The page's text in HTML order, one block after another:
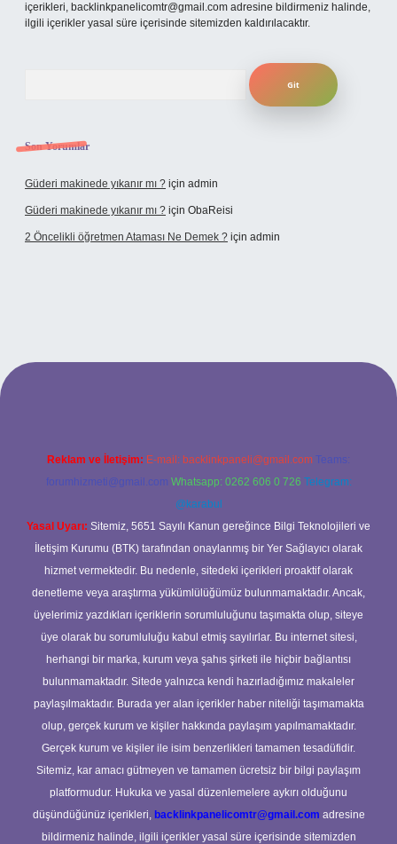
içerikleri, backlinkpanelicomtr@gmail.com adresine bildirmeniz halinde,
ilgili içerikler yasal süre içerisinde sitemizden kaldırılacaktır.
Son Yorumlar
Güderi makinede yıkanır mı ? için admin
Güderi makinede yıkanır mı ? için ObaReisi
2 Öncelikli öğretmen Ataması Ne Demek ? için admin
Reklam ve İletişim: E-mail: backlinkpaneli@gmail.com Teams:
forumhizmeti@gmail.com Whatsapp: 0262 606 0 726 Telegram:
@karabul
Yasal Uyarı: Sitemiz, 5651 Sayılı Kanun gereğince Bilgi Teknolojileri ve
İletişim Kurumu (BTK) tarafından onaylanmış bir Yer Sağlayıcı olarak
hizmet vermektedir. Bu nedenle, sitedeki içerikleri proaktif olarak
denetleme veya araştırma yükümlülüğümüz bulunmamaktadır. Ancak,
üyelerimiz yazdıkları içeriklerin sorumluluğunu taşımakta olup, siteye
üye olarak bu sorumluluğu kabul etmiş sayılırlar. Bu internet sitesi,
herhangi bir marka, kurum veya şahıs şirketi ile hiçbir bağlantısı
bulunmamaktadır. Sitede yalnızca kendi hazırladığımız makaleler
paylaşılmaktadır. Burada yer alan içerikler haber niteliği taşımamakta
olup, gerçek kurum ve kişiler hakkında paylaşım yapılmamaktadır.
Gerçek kurum ve kişiler ile isim benzerlikleri tamamen tesadüfidir.
Sitemiz, kar amacı gütmeyen ve tamamen ücretsiz bir bilgi paylaşım
platformudur. Hukuka ve yasal düzenlemelere aykırı olduğunu
düşündüğünüz içerikleri, backlinkpanelicomtr@gmail.com adresine
bildirmeniz halinde, ilgili içerikler yasal süre içerisinde sitemizden